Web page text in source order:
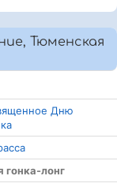
Тюменская
Дню
гонка-лонг